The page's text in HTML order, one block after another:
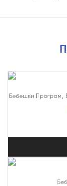
Бебешки Програм